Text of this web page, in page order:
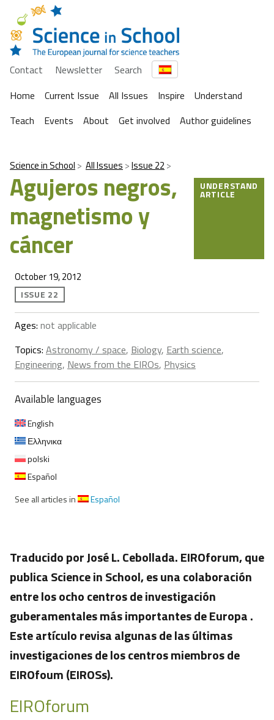
Contact Newsletter
Search
Home
Current Issue All Issues Inspire
Understand
Teach
Events About Get involved Author guidelines
Science in School All Issues Issue 22
Agujeros negros,
magnetismo y
cáncer
UNDERSTAND
ARTICLE
October 19, 2012
ISSUE 22
Ages: not applicable
Topics: Astronomy / space, Biology, Earth science,
Engineering, News from the EIROs, Physics
Available languages
English
Ελληνικα
polski
Español
See all articles in
Español
Traducido por José L. Cebollada. EIROforum, que
publica Science in School, es una colaboración
entre los ocho centros de investigación
guberamentales más importantes de Europa .
Este artículo revisa algunas de las últimas
investigaciones de los centros miembros de
EIROfoum (EIROSs).
EIROforum